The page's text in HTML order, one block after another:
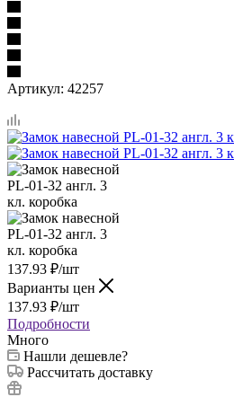
Артикул: 42257
137.93 ₽/шт
Варианты цен
137.93 ₽/шт
Подробности
Много
Нашли дешевле?
Рассчитать доставку